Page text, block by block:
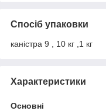
Спосіб упаковки
каністра 9 , 10 кг ,1 кг
Характеристики
Основні